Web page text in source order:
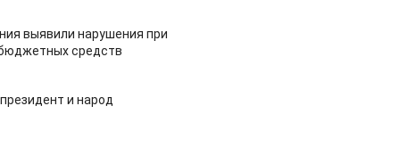
выявили нарушения при
средств
и народ